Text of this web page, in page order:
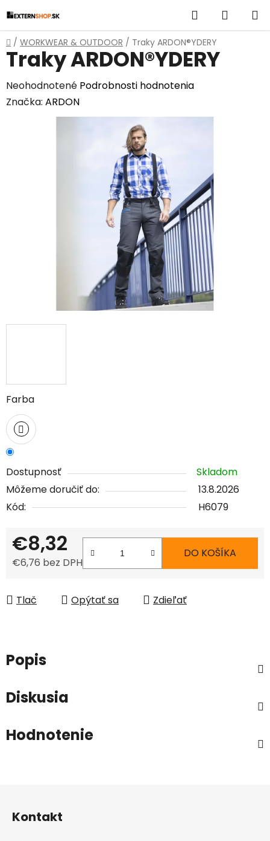
na
obsah
Hľadať
KOŠÍK
Domov
/ WORKWEAR & OUTDOOR / Traky ARDON®YDERY
Farba
Dostupnosť
Skladom
Môžeme doručiť do:
13.8.2026
Kód:
H6079
€8,32
€6,76 bez DPH
DO KOŠÍKA
Tlač Opýtať sa Zdieľať
Traky ARDON®YDERY
Priemerné
hodnotenie
Neohodnotené Podrobnosti hodnotenia
Značka: ARDON
Popis
Diskusia
Hodnotenie
Kontakt